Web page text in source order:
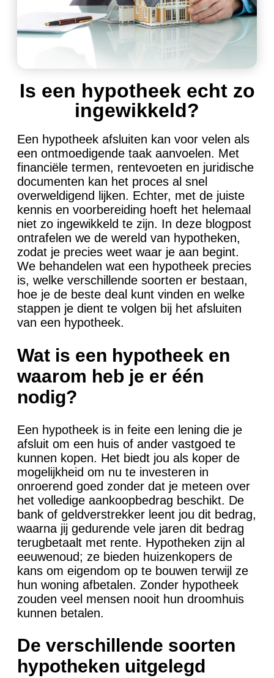
Is een hypotheek echt zo
ingewikkeld?
Een hypotheek afsluiten kan voor velen als
een ontmoedigende taak aanvoelen. Met
financiële termen, rentevoeten en juridische
documenten kan het proces al snel
overweldigend lijken. Echter, met de juiste
kennis en voorbereiding hoeft het helemaal
niet zo ingewikkeld te zijn. In deze blogpost
ontrafelen we de wereld van hypotheken,
zodat je precies weet waar je aan begint.
We behandelen wat een hypotheek precies
is, welke verschillende soorten er bestaan,
hoe je de beste deal kunt vinden en welke
stappen je dient te volgen bij het afsluiten
van een hypotheek.
Wat is een hypotheek en
waarom heb je er één
nodig?
Een hypotheek is in feite een lening die je
afsluit om een huis of ander vastgoed te
kunnen kopen. Het biedt jou als koper de
mogelijkheid om nu te investeren in
onroerend goed zonder dat je meteen over
het volledige aankoopbedrag beschikt. De
bank of geldverstrekker leent jou dit bedrag,
waarna jij gedurende vele jaren dit bedrag
terugbetaalt met rente. Hypotheken zijn al
eeuwenoud; ze bieden huizenkopers de
kans om eigendom op te bouwen terwijl ze
hun woning afbetalen. Zonder hypotheek
zouden veel mensen nooit hun droomhuis
kunnen betalen.
De verschillende soorten
hypotheken uitgelegd